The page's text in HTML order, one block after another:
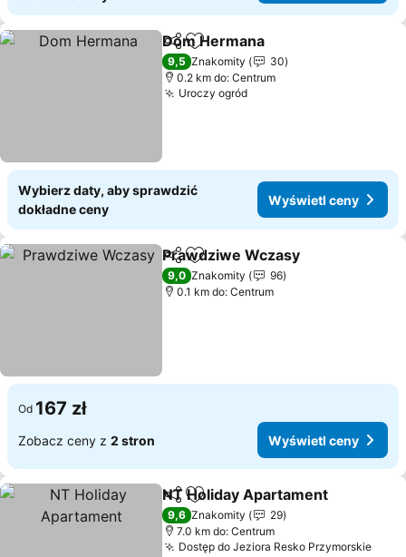
Udostępnij
Dodaj do ulubionych
Dom Hermana
9,5 Znakomity
30
0.2 km do: Centrum
Uroczy ogród
Wybierz daty, aby sprawdzić
dokładne ceny
Wyświetl ceny
Udostępnij
Dodaj do ulubionych
Prawdziwe Wczasy
9,0 Znakomity
96
0.1 km do: Centrum
Od 167 zł
Zobacz ceny z 2 stron Wyświetl ceny
Udostępnij
Dodaj do ulubionych
NT Holiday Apartament
9,6 Znakomity
29
7.0 km do: Centrum
Dostęp do Jeziora Resko Przymorskie